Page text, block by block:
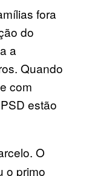
fora
do
a
Quando
com
estão
O
o primo